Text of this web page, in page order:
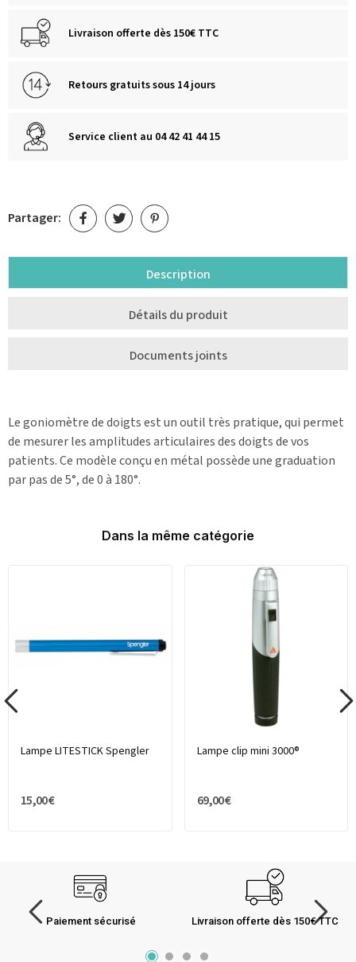
Livraison offerte dès 150€ TTC
Retours gratuits sous 14 jours
Service client au 04 42 41 44 15
Partager:
Description
Détails du produit
Documents joints
Le goniomètre de doigts est un outil très pratique, qui permet
de mesurer les amplitudes articulaires des doigts de vos
patients. Ce modèle conçu en métal possède une graduation
par pas de 5°, de 0 à 180°.
Dans la même catégorie
Lampe LITESTICK Spengler
15,00 €
Lampe clip mini 3000®
69,00 €
Paiement sécurisé Livraison offerte dès 150€ TTC